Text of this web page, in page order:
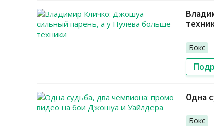
Бокс
Одна
Бокс